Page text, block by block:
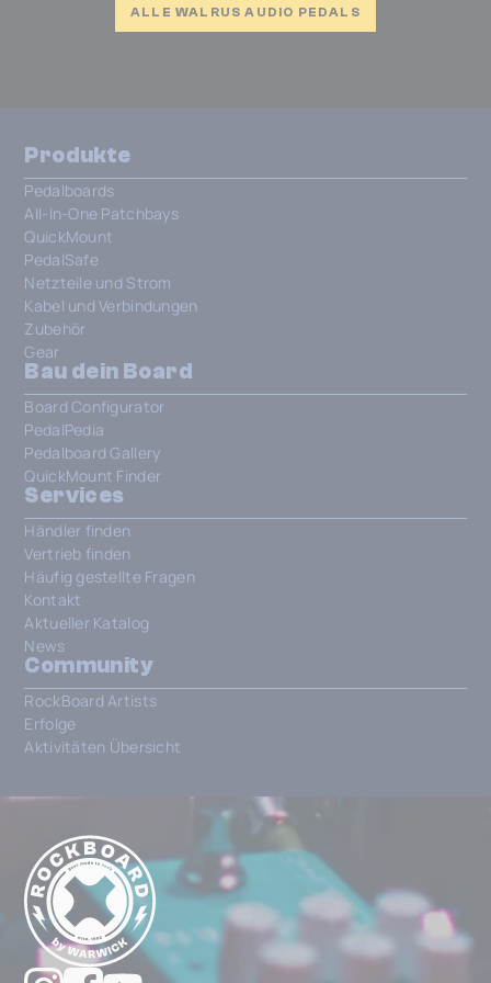
ALLE WALRUS AUDIO PEDALS
Produkte
Pedalboards
All-In-One Patchbays
QuickMount
PedalSafe
Netzteile und Strom
Kabel und Verbindungen
Zubehör
Gear
Bau dein Board
Board Configurator
PedalPedia
Pedalboard Gallery
QuickMount Finder
Services
Händler finden
Vertrieb finden
Häufig gestellte Fragen
Kontakt
Aktueller Katalog
News
Community
RockBoard Artists
Erfolge
Aktivitäten Übersicht